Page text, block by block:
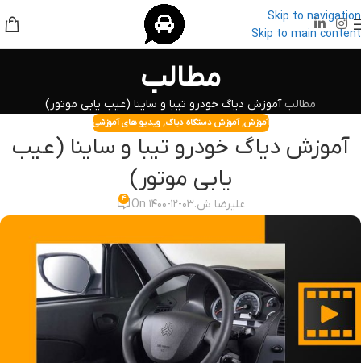
Skip to navigation
Skip to main content
مطالب
مطالب آموزش دیاگ خودرو تیبا و ساینا (عیب یابی موتور)
آموزش,آموزش دستگاه دیاگ,ویدیو های آموزشی
آموزش دیاگ خودرو تیبا و ساینا (عیب
یابی موتور)
علیرضا ش.On ۱۴۰۰-۱۲-۰۳ ۴